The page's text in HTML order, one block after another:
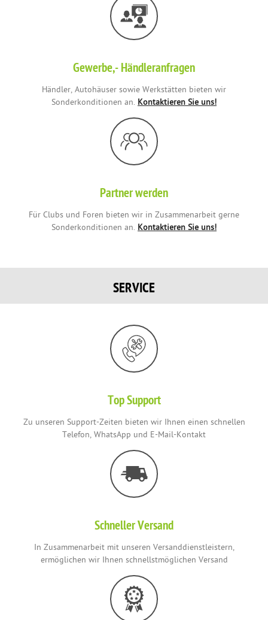
Gewerbe,- Händleranfragen
Händler, Autohäuser sowie Werkstätten bieten wir
Sonderkonditionen an. Kontaktieren Sie uns!
Partner werden
Für Clubs und Foren bieten wir in Zusammenarbeit gerne
Sonderkonditionen an. Kontaktieren Sie uns!
SERVICE
Top Support
Zu unseren Support-Zeiten bieten wir Ihnen einen schnellen
Telefon, WhatsApp und E-Mail-Kontakt
Schneller Versand
In Zusammenarbeit mit unseren Versanddienstleistern,
ermöglichen wir Ihnen schnellstmöglichen Versand